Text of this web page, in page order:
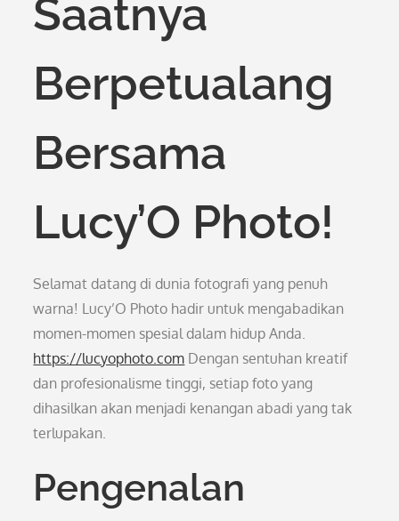
Saatnya
Berpetualang
Bersama
Lucy’O Photo!
Selamat datang di dunia fotografi yang penuh
warna! Lucy’O Photo hadir untuk mengabadikan
momen-momen spesial dalam hidup Anda.
https://lucyophoto.com Dengan sentuhan kreatif
dan profesionalisme tinggi, setiap foto yang
dihasilkan akan menjadi kenangan abadi yang tak
terlupakan.
Pengenalan